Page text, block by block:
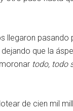
llegaron pasando
que la
todo, todo
de cien mil